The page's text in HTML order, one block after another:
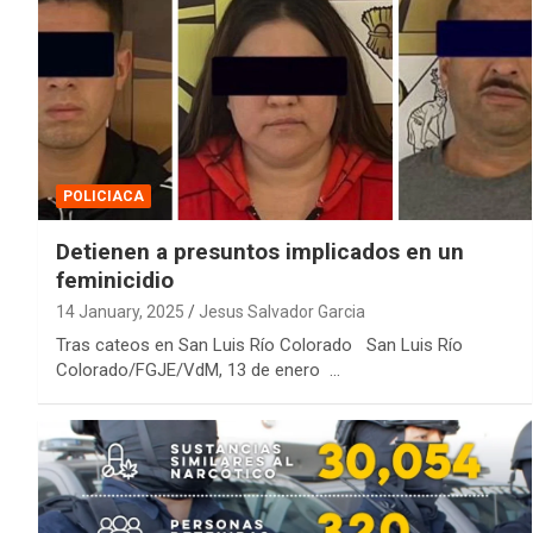
POLICIACA
Detienen a presuntos implicados en un
feminicidio
14 January, 2025 Jesus Salvador Garcia
Tras cateos en San Luis Río Colorado San Luis Río
Colorado/FGJE/VdM, 13 de enero …